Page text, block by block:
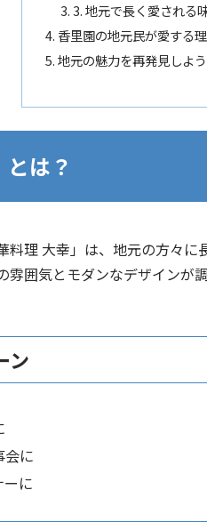
3. 地元で長く愛される
香里園の地元民が愛する
地元の魅力を再発見しよう
とは？
料理 大幸」は、地元の方々
雰囲気とモダンなデザインが
ン
会に
に